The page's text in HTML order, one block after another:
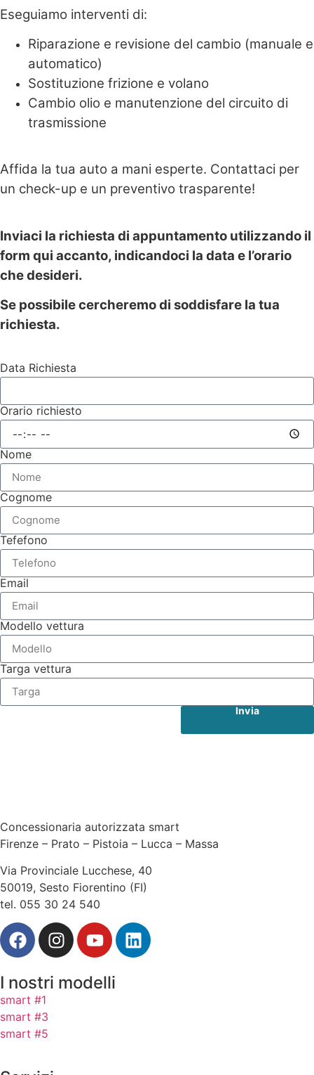
Eseguiamo interventi di:
Riparazione e revisione del cambio (manuale e
automatico)
Sostituzione frizione e volano
Cambio olio e manutenzione del circuito di
trasmissione
Affida la tua auto a mani esperte. Contattaci per
un check-up e un preventivo trasparente!
Inviaci la richiesta di appuntamento utilizzando il
form qui accanto, indicandoci la data e l’orario
che desideri.
Se possibile cercheremo di soddisfare la tua
richiesta.
Data Richiesta
Orario richiesto
Nome
Cognome
Tefefono
Email
Modello vettura
Targa vettura
Invia
Concessionaria autorizzata smart
Firenze – Prato – Pistoia – Lucca – Massa
Via Provinciale Lucchese, 40
50019, Sesto Fiorentino (FI)
tel. 055 30 24 540
I nostri modelli
smart #1
smart #3
smart #5